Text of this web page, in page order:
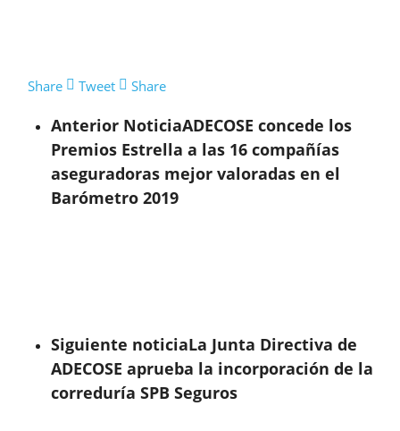
Share Tweet Share
Anterior NoticiaADECOSE concede los
Premios Estrella a las 16 compañías
aseguradoras mejor valoradas en el
Barómetro 2019
Siguiente noticiaLa Junta Directiva de
ADECOSE aprueba la incorporación de la
correduría SPB Seguros